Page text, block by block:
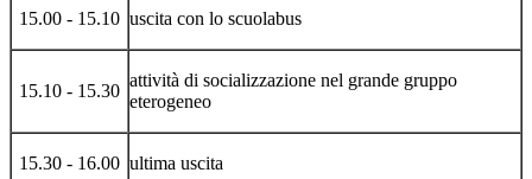
15.00 - 15.10 uscita con lo scuolabus
15.10 - 15.30
attività di socializzazione nel grande gruppo
eterogeneo
15.30 - 16.00 ultima uscita